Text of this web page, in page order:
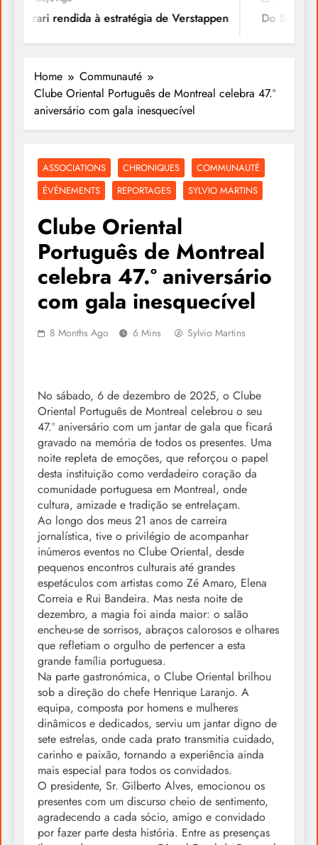
Ferrari rendida à estratégia de Verstappen Do Sonho à
Home
Communauté
Clube Oriental Português de Montreal celebra 47.º
aniversário com gala inesquecível
ASSOCIATIONS CHRONIQUES
COMMUNAUTÉ
ÉVÉNEMENTS
REPORTAGES SYLVIO MARTINS
Clube Oriental
Português de Montreal
celebra 47.º aniversário
com gala inesquecível
8 Months Ago 6 Mins Sylvio Martins
No sábado, 6 de dezembro de 2025, o Clube
Oriental Português de Montreal celebrou o seu
47.º aniversário com um jantar de gala que ficará
gravado na memória de todos os presentes. Uma
noite repleta de emoções, que reforçou o papel
desta instituição como verdadeiro coração da
comunidade portuguesa em Montreal, onde
cultura, amizade e tradição se entrelaçam.
Ao longo dos meus 21 anos de carreira
jornalística, tive o privilégio de acompanhar
inúmeros eventos no Clube Oriental, desde
pequenos encontros culturais até grandes
espetáculos com artistas como Zé Amaro, Elena
Correia e Rui Bandeira. Mas nesta noite de
dezembro, a magia foi ainda maior: o salão
encheu-se de sorrisos, abraços calorosos e olhares
que refletiam o orgulho de pertencer a esta
grande família portuguesa.
Na parte gastronómica, o Clube Oriental brilhou
sob a direção do chefe Henrique Laranjo. A
equipa, composta por homens e mulheres
dinâmicos e dedicados, serviu um jantar digno de
sete estrelas, onde cada prato transmitia cuidado,
carinho e paixão, tornando a experiência ainda
mais especial para todos os convidados.
O presidente, Sr. Gilberto Alves, emocionou os
presentes com um discurso cheio de sentimento,
agradecendo a cada sócio, amigo e convidado
por fazer parte desta história. Entre as presenças